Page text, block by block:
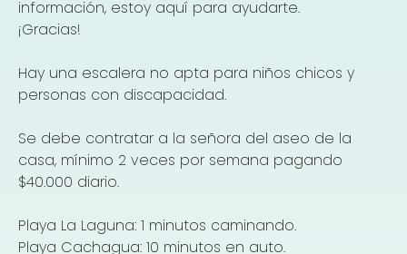
información, estoy aquí para ayudarte.
¡Gracias!
Hay una escalera no apta para niños chicos y
personas con discapacidad.
Se debe contratar a la señora del aseo de la
casa, mínimo 2 veces por semana pagando
$40.000 diario.
Playa La Laguna: 1 minutos caminando.
Playa Cachagua: 10 minutos en auto.